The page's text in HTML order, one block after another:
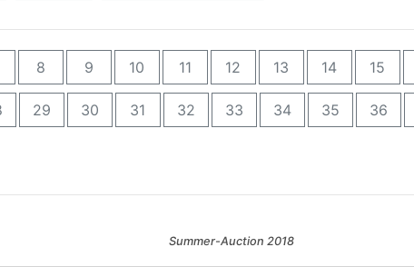
8 9 10 11 12 13 14 15
29 30 31 32 33 34 35 36
Summer-Auction 2018